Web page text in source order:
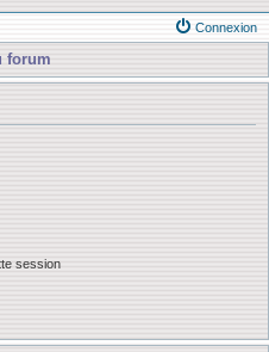
Connexion
forum
session